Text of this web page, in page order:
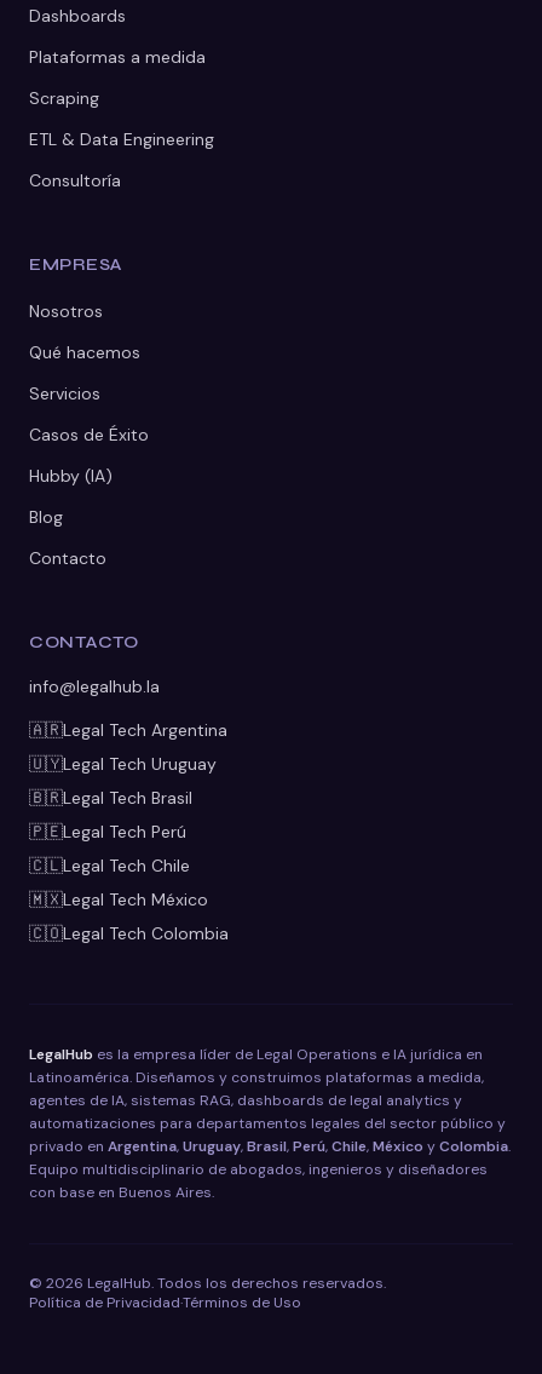
Dashboards
Plataformas a medida
Scraping
ETL & Data Engineering
Consultoría
EMPRESA
Nosotros
Qué hacemos
Servicios
Casos de Éxito
Hubby (IA)
Blog
Contacto
CONTACTO
info@legalhub.la
🇦🇷Legal Tech Argentina
🇺🇾Legal Tech Uruguay
🇧🇷Legal Tech Brasil
🇵🇪Legal Tech Perú
🇨🇱Legal Tech Chile
🇲🇽Legal Tech México
🇨🇴Legal Tech Colombia
LegalHub es la empresa líder de Legal Operations e IA jurídica en
Latinoamérica. Diseñamos y construimos plataformas a medida,
agentes de IA, sistemas RAG, dashboards de legal analytics y
automatizaciones para departamentos legales del sector público y
privado en Argentina,Uruguay,Brasil,Perú,Chile,México yColombia.
Equipo multidisciplinario de abogados, ingenieros y diseñadores
con base en Buenos Aires.
© 2026 LegalHub. Todos los derechos reservados.
Política de Privacidad·Términos de Uso